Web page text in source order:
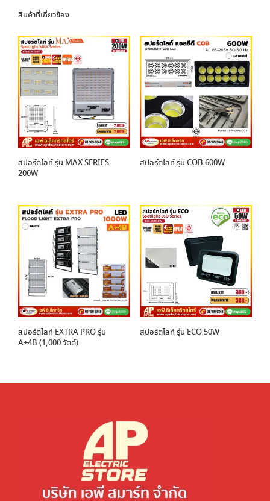
สินค้าที่เกี่ยวข้อง
สปอร์ตไลท์ รุ่น MAX SERIES
200W
สปอร์ตไลท์ รุ่น COB 600W
สปอร์ตไลท์ EXTRA PRO รุ่น
A+4B (1,000 วัตต์)
สปอร์ตไลท์ รุ่น ECO 50W